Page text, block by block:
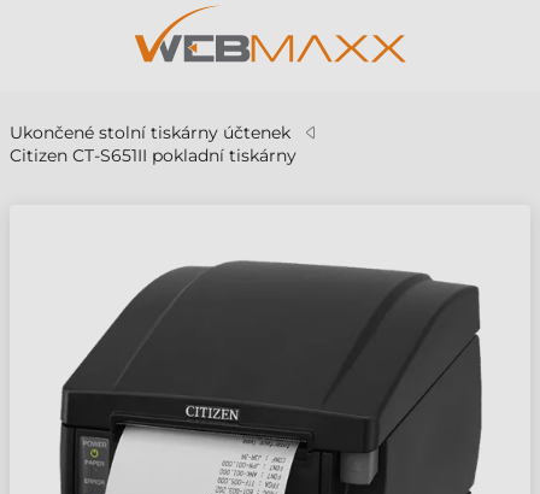
Ukončené stolní tiskárny účtenek
Citizen CT-S651II pokladní tiskárny